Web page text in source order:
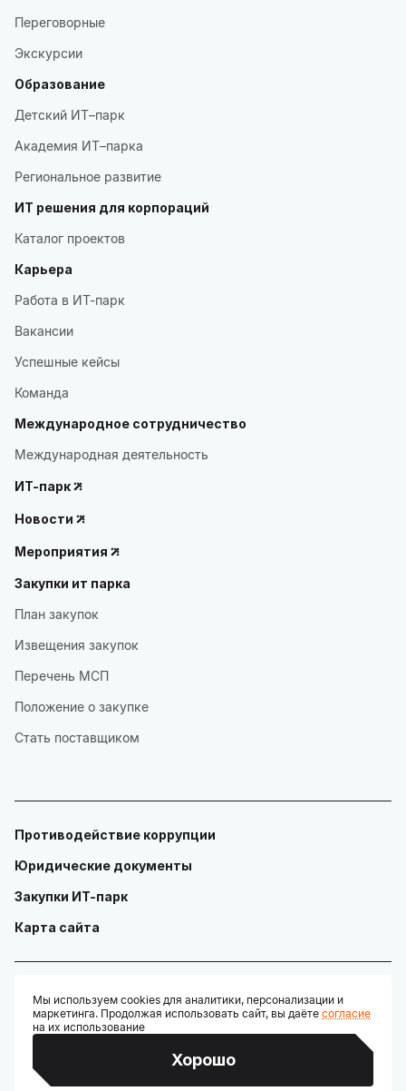
Переговорные
Экскурсии
Образование
Детский ИТ–парк
Академия ИТ–парка
Региональное развитие
ИТ решения для корпораций
Каталог проектов
Карьера
Работа в ИТ-парк
Вакансии
Успешные кейсы
Команда
Международное сотрудничество
Международная деятельность
ИТ-парк
Новости
Мероприятия
Закупки ит парка
План закупок
Извещения закупок
Перечень МСП
Положение о закупке
Стать поставщиком
Противодействие коррупции
Юридические документы
Закупки ИТ-парк
Карта сайта
© ГАУ "Технопарк в сфере высоких технологий «ИТ-парк»"
Разработано:
Мы используем cookies для аналитики, персонализации и
маркетинга. Продолжая использовать сайт, вы даёте согласие
на их использование
Хорошо